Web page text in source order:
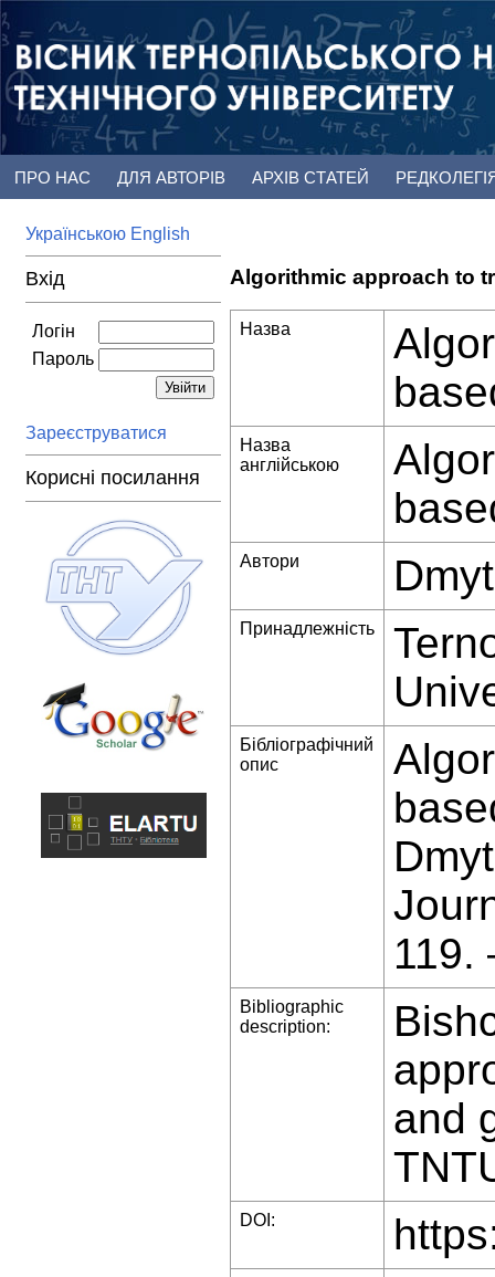
ПРО НАС ДЛЯ АВТОРІВ АРХІВ СТАТЕЙ
Українською English
Вхід
Логін
Пароль
Зареєструватися
Корисні посилання
Algorithmic approach to
Назва
Назва
англійською
Автори
Принадлежність
Бібліографічний
опис
Bibliographic
description:
and
DOI: